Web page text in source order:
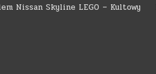
Nissan Skyline LEGO – Kultowy